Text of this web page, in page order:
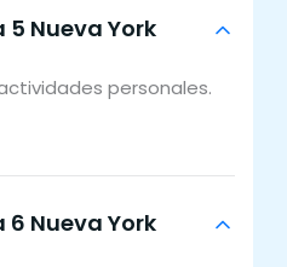
5 Nueva York
personales.
6 Nueva York